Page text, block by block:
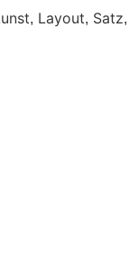
, Layout, Satz,